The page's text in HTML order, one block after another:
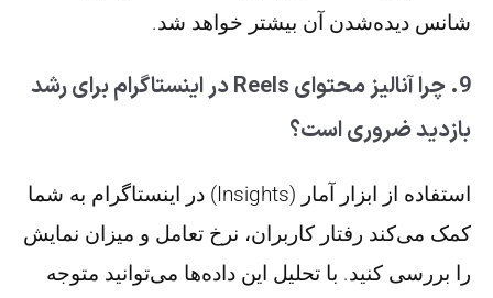
شانس دیده‌شدن آن بیشتر خواهد شد.
9. چرا آنالیز محتوای Reels در اینستاگرام برای رشد
بازدید ضروری است؟
استفاده از ابزار آمار (Insights) در اینستاگرام به شما
کمک می‌کند رفتار کاربران، نرخ تعامل و میزان نمایش
را بررسی کنید. با تحلیل این داده‌ها می‌توانید متوجه